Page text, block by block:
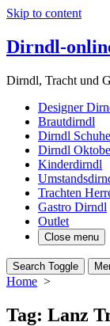
Skip to content
Dirndl-
Dirndl, Tracht und
Designer
Brautdirndl
Dirndl Schuhe
Dirndl
Kinderdirndl
Trachten
Gastro Dirndl
Outlet
Close menu
Search Toggle
Home >
Tag: Lanz